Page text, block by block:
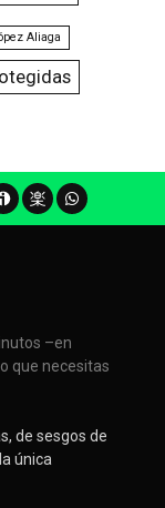
Aliaga
–en
que necesitas
de sesgos de
única